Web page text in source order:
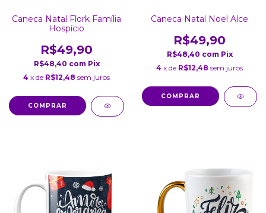
Caneca Natal Flork Família
Hospício
R$49,90
R$48,40 com Pix
4 x de R$12,48 sem juros
COMPRAR
Caneca Natal Noel Alce
R$49,90
R$48,40 com Pix
4 x de R$12,48 sem juros
COMPRAR